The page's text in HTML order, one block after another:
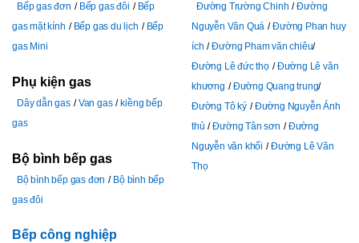
Bếp gas đơn Bếp gas đôi
Bếp
gas mặt kính
Bếp gas du lịch
Bếp
gas Mini
Phụ kiện gas
Dây dẫn gas Van gas
kiềng bếp
gas
Bộ bình bếp gas
Bộ bình bếp gas đơn
Bộ bình bếp
gas đôi
Bếp công nghiệp
Đường Trường Chinh
Đường
Nguyễn Văn Quá
Đường Phan huy
ích
Đường Pham văn chiêu
Đường Lê đức thọ
Đường Lê văn
khương
Đường Quang trung
Đường Tô ký
Đường Nguyễn Ảnh
thủ
Đường Tân sơn
Đường
Nguyễn văn khối
Đường Lê Văn
Thọ